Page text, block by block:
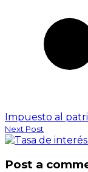
Impuesto al
Next Post
Post a